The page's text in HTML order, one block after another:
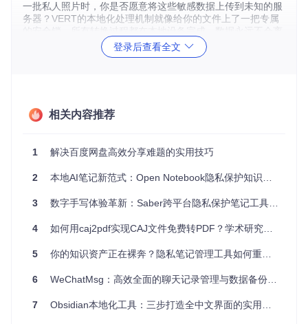
一批私人照片时，你是否愿意将这些敏感数据上传到未知的服
务器？VERT的本地化处理机制就像给你的文件上了一把专属
术，就像给浏览器装上了涡轮引擎，让本地处理速度提升数
倍，即使是大文件也能快速完成转换。
成本维度：开源免费的永久承诺
的工具？VERT基于MIT开源协议，不仅现在免费，更承诺未
件转换的便利。
你是否正在经历这些文件转换痛点？
在日常工作和生活中，我们经常会遇到各种文件转换难题。让
我们看看你是否也有类似的经历：
登录后查看全文
相关内容推荐
1 解决百度网盘高效分享难题的实用技巧
2 本地AI笔记新范式：Open Notebook隐私保护知识管理解决方案
3 数字手写体验革新：Saber跨平台隐私保护笔记工具全解析
4 如何用caj2pdf实现CAJ文件免费转PDF？学术研究者必备工具指南
5 你的知识资产正在裸奔？隐私笔记管理工具如何重构数字记忆
6 WeChatMsg：高效全面的聊天记录管理与数据备份解决方案
7 Obsidian本地化工具：三步打造全中文界面的实用指南